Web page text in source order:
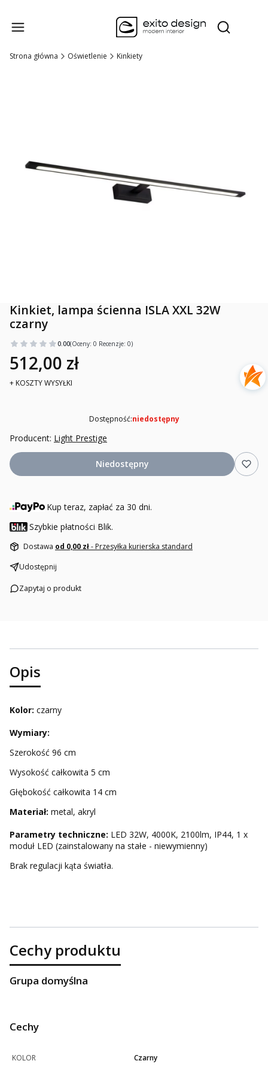
Otwórz
Strona główna Oświetlenie Kinkiety
Kinkiet, lampa ścienna ISLA XXL 32W
czarny
0.00(Oceny: 0 Recenzje: 0)
512,00 zł
+ KOSZTY WYSYŁKI
Dostępność:niedostępny
Producent: Light Prestige
Niedostępny
Kup teraz, zapłać za 30 dni.
Szybkie płatności Blik.
Dostawa od 0,00 zł- Przesyłka kurierska standard
Udostępnij
Zapytaj o produkt
Opis
Kolor: czarny
Wymiary:
Szerokość 96 cm
Wysokość całkowita 5 cm
Głębokość całkowita 14 cm
Materiał: metal, akryl
Parametry techniczne: LED 32W, 4000K, 2100lm, IP44, 1 x
moduł LED (zainstalowany na stałe - niewymienny)
Brak regulacji kąta światła.
Cechy produktu
Grupa domyślna
Cechy
KOLOR Czarny